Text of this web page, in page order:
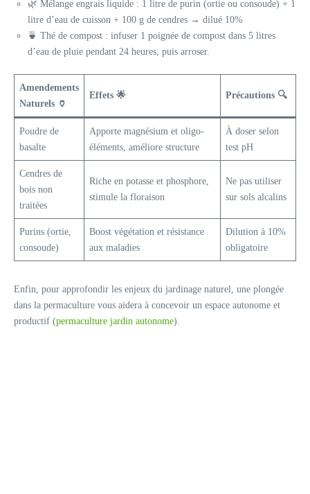
🌿 Mélange engrais liquide : 1 litre de purin (ortie ou consoude) + 1
litre d’eau de cuisson + 100 g de cendres → dilué 10%
🍵 Thé de compost : infuser 1 poignée de compost dans 5 litres
d’eau de pluie pendant 24 heures, puis arroser.
Amendements
Naturels 🏺
Effets 🌟 Précautions 🔍
Poudre de
basalte
Apporte magnésium et oligo-
éléments, améliore structure
À doser selon
test pH
Cendres de
bois non
traitées
Riche en potasse et phosphore,
stimule la floraison
Ne pas utiliser
sur sols alcalins
Purins (ortie,
consoude)
Boost végétation et résistance
aux maladies
Dilution à 10%
obligatoire
Enfin, pour approfondir les enjeux du jardinage naturel, une plongée
dans la permaculture vous aidera à concevoir un espace autonome et
productif (permaculture jardin autonome).